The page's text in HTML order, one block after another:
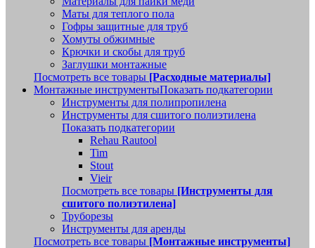
Маты для теплого пола
Гофры защитные для труб
Хомуты обжимные
Крючки и скобы для труб
Заглушки монтажные
Посмотреть все товары [Расходные материалы]
Монтажные инструментыПоказать подкатегории
Инструменты для полипропилена
Инструменты для сшитого полиэтилена
Показать подкатегории
Rehau Rautool
Tim
Stout
Vieir
Посмотреть все товары [Инструменты для
сшитого полиэтилена]
Труборезы
Инструменты для аренды
Посмотреть все товары [Монтажные инструменты]